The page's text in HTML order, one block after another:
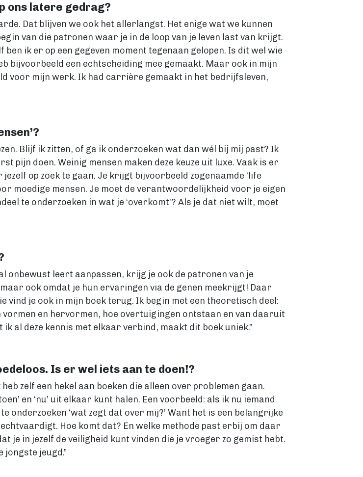
ons latere gedrag?
Dat blijven we ook het allerlangst. Het enige wat we kunnen
van die patronen waar je in de loop van je leven last van krijgt.
ik er op een gegeven moment tegenaan gelopen. Is dit wel wie
bijvoorbeeld een echtscheiding mee gemaakt. Maar ook in mijn
voor mijn werk. Ik had carrière gemaakt in het bedrijfsleven,
Blijf ik zitten, of ga ik onderzoeken wat dan wél bij mij past? Ik
pijn doen. Weinig mensen maken deze keuze uit luxe. Vaak is er
op zoek te gaan. Je krijgt bijvoorbeeld zogenaamde ‘life
moedige mensen. Je moet de verantwoordelijkheid voor je eigen
te onderzoeken in wat je ‘overkomt’? Als je dat niet wilt, moet
onbewust leert aanpassen, krijg je ook de patronen van je
ook omdat je hun ervaringen via de genen meekrijgt! Daar
vind je ook in mijn boek terug. Ik begin met een theoretisch deel:
en hervormen, hoe overtuigingen ontstaan en van daaruit
al deze kennis met elkaar verbind, maakt dit boek uniek.”
Is er wel iets aan te doen!?
zelf een hekel aan boeken die alleen over problemen gaan.
en ‘nu’ uit elkaar kunt halen. Een voorbeeld: als ik nu iemand
‘wat zegt dat over mij?’ Want het is een belangrijke
Hoe komt dat? En welke methode past erbij om daar
je in jezelf de veiligheid kunt vinden die je vroeger zo gemist hebt.
jeugd.”